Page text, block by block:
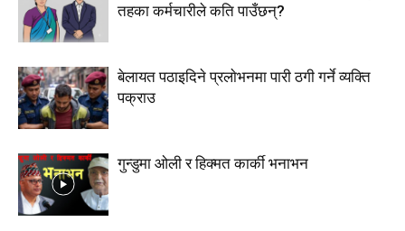
तहका कर्मचारीले कति पाउँछन्?
बेलायत पठाइदिने प्रलाेभनमा पारी ठगी गर्ने व्यक्ति
पक्राउ
गुन्डुमा ओली र हिक्मत कार्की भनाभन